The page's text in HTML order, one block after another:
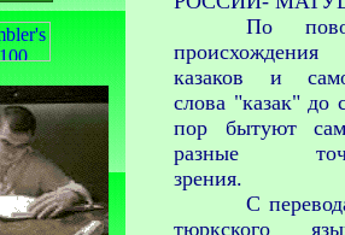
По
происхождения
казаков и
слова "казак" до
пор бытуют
разные
зрения.
С
тюркского